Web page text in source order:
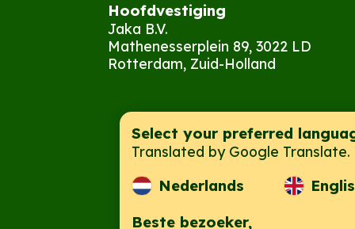
Select your preferred
Translated by Google Translate.
Nederlands
Beste bezoeker,
Hoofdvestiging
Jaka B.V.
Mathenesserplein 89, 3022 LD
Rotterdam, Zuid-Holland
Developed &